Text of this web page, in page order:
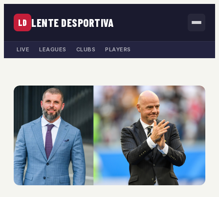
LD LENTE DESPORTIVA
LIVE LEAGUES CLUBS PLAYERS